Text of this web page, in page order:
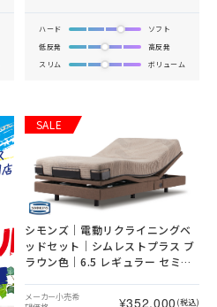
ハード
ソフト
低反発
高反発
スリム
ボリューム
SALE
シモンズ｜電動リクライニングベ
ッドセット｜シムレストプラス ブ
ラウン色｜6.5 レギュラー セミダ
メーカー小売希
¥352,000 (税込)